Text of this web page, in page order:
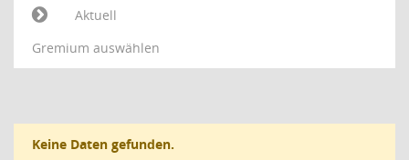
Aktuell
Gremium auswählen
Keine Daten gefunden.